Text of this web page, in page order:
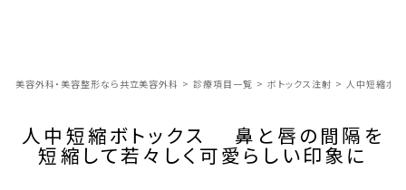
美容外科・美容整形なら共立美容外科 > 診療項目一覧 > ボトックス注射 > 人中短縮ボ
人中短縮ボトックス 鼻と唇の間隔を
短縮して若々しく可愛らしい印象に